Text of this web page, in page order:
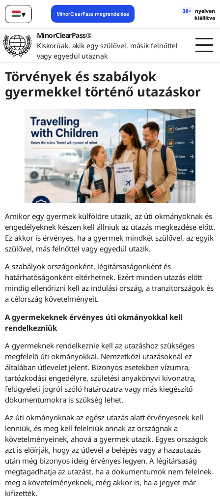
▾
Magyar
MinorClearPass megrendelése 30+ nyelven
kiállítva
MinorClearPass®
Kiskorúak, akik egy szülővel, másik felnőttel
vagy egyedül utaznak
Törvények és szabályok
gyermekkel történő utazáskor
Amikor egy gyermek külföldre utazik, az úti okmányoknak és
engedélyeknek készen kell állniuk az utazás megkezdése előtt.
Ez akkor is érvényes, ha a gyermek mindkét szülővel, az egyik
szülővel, más felnőttel vagy egyedül utazik.
A szabályok országonként, légitársaságonként és
határhatóságonként eltérhetnek. Ezért minden utazás előtt
mindig ellenőrizni kell az indulási ország, a tranzitországok és
a célország követelményeit.
A gyermekeknek érvényes úti okmányokkal kell
rendelkezniük
A gyermeknek rendelkeznie kell az utazáshoz szükséges
megfelelő úti okmányokkal. Nemzetközi utazásoknál ez
általában útlevelet jelent. Bizonyos esetekben vízumra,
tartózkodási engedélyre, születési anyakönyvi kivonatra,
felügyeleti jogról szóló határozatra vagy más kiegészítő
dokumentumokra is szükség lehet.
Az úti okmányoknak az egész utazás alatt érvényesnek kell
lenniük, és meg kell felelniük annak az országnak a
követelményeinek, ahová a gyermek utazik. Egyes országok
azt is előírják, hogy az útlevél a belépés vagy a hazautazás
után még bizonyos ideig érvényes legyen. A légitársaság
megtagadhatja az utazást, ha a dokumentumok nem felelnek
meg a követelményeknek, még akkor is, ha a jegyet már
kifizették.